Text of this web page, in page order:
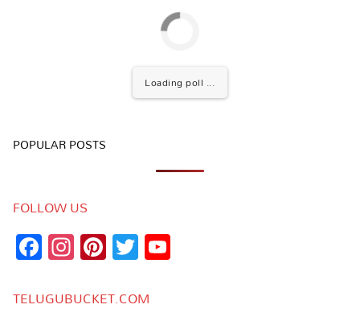
Loading poll ...
POPULAR POSTS
FOLLOW US
Facebook
Instagram
Pinterest
Twitter
TELUGUBUCKET.COM